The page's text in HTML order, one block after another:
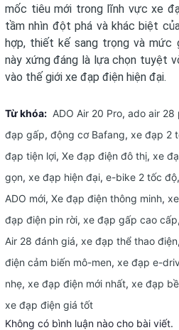
mốc tiêu mới trong lĩnh vực xe
tầm nhìn đột phá và khác biệt
hợp, thiết kế sang trọng và mức
này xứng đáng là lựa chọn tuyệt
vào thế giới xe đạp điện hiện đại.
Từ khóa: ADO Air 20 Pro, ado air 28
đạp gấp, động cơ Bafang, xe đạp 2
đạp tiện lợi, Xe đạp điện đô thị, xe
gọn, xe đạp hiện đại, e-bike 2 tốc độ,
ADO mới, Xe đạp điện thông minh,
đạp điện pin rời, xe đạp gấp cao cấp,
Air 28 đánh giá, xe đạp thể thao điện,
điện cảm biến mô-men, xe đạp e-
nhẹ, xe đạp điện mới nhất, xe đạp
xe đạp điện giá tốt
Không có bình luận nào cho bài viết.